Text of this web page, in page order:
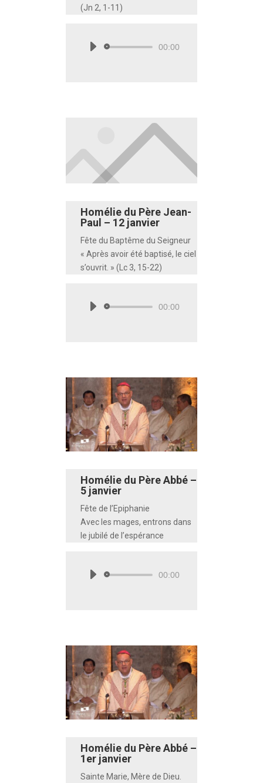
(Jn 2, 1-11)
Lecteur00:00
Homélie du Père Jean-
Paul – 12 janvier
Fête du Baptême du Seigneur
« Après avoir été baptisé, le ciel
s’ouvrit. » (Lc 3, 15-22)
Lecteur00:00
Homélie du Père Abbé –
5 janvier
Fête de l’Epiphanie
Avec les mages, entrons dans
le jubilé de l’espérance
Lecteur00:00
Homélie du Père Abbé –
1er janvier
Sainte Marie, Mère de Dieu.